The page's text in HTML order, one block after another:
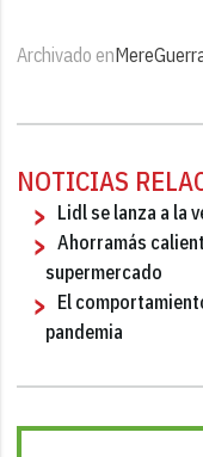
Archivado enMere
NOTICIAS
Lidl se lanza a la
Ahorramás
supermercado
El
pandemia